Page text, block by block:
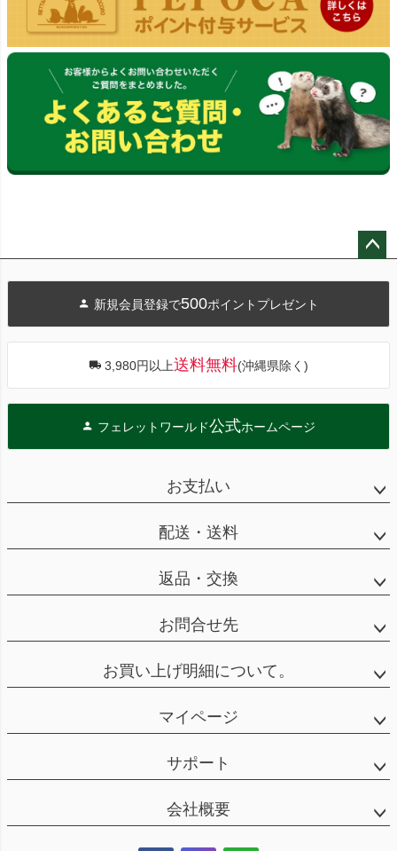
へ
新規会員登録で500ポイントプレゼント
3,980円以上送料無料(沖縄県除く)
フェレットワールド公式ホームページ
お支払い
配送・送料
返品・交換
お問合せ先
お買い上げ明細について。
マイページ
サポート
会社概要